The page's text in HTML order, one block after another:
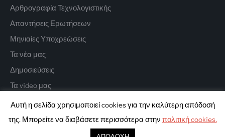
Αρθρογραφία Τεχνολογιστικής
Απαντήσεις Ερωτήσεων
Μηνιαίες Υποχρεώσεις
Τα νέα μας
Δημοσιεύσεις
Τα video μας
Copyright © 2022 Texnologistiki. All Rights Reserved.
Αυτή η σελίδα χρησιμοποιεί cookies για την καλύτερη απόδοσή
της. Μπορείτε να διαβάσετε περισσότερα στην πολιτική cookies.